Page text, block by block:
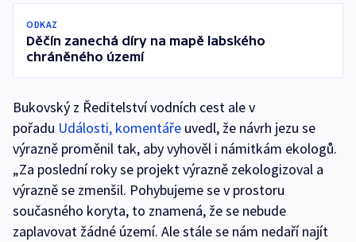
ODKAZ
Děčín zanechá díry na mapě labského
chráněného území
Bukovský z Ředitelství vodních cest ale v
pořadu Události, komentáře uvedl, že návrh jezu se
výrazně proměnil tak, aby vyhověl i námitkám ekologů.
„Za poslední roky se projekt výrazně zekologizoval a
výrazně se zmenšil. Pohybujeme se v prostoru
současného koryta, to znamená, že se nebude
zaplavovat žádné území. Ale stále se nám nedaří najít